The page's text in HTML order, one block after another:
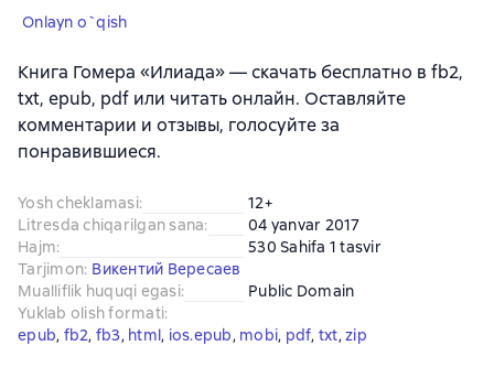
Onlayn o`qish
Книга Гомера «Илиада» — скачать бесплатно в fb2,
txt, epub, pdf или читать онлайн. Оставляйте
комментарии и отзывы, голосуйте за
понравившиеся.
Yosh cheklamasi:
12+
Litresda chiqarilgan sana:
04 yanvar 2017
Hajm:
530 Sahifa 1 tasvir
Tarjimon: Викентий Вересаев
Mualliflik huquqi egasi:
Public Domain
Yuklab olish formati:
epub, fb2, fb3, html, ios.epub, mobi, pdf, txt, zip